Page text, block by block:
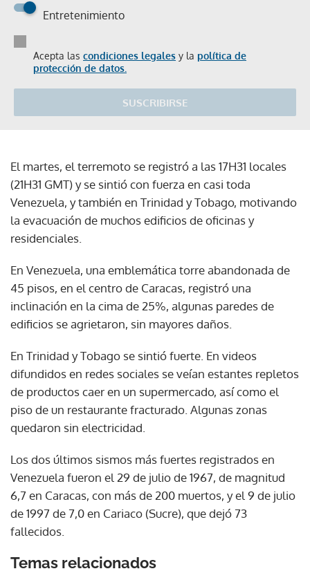
Entretenimiento
Acepta las condiciones legales y la política de
protección de datos.
SUSCRIBIRSE
El martes, el terremoto se registró a las 17H31 locales
(21H31 GMT) y se sintió con fuerza en casi toda
Venezuela, y también en Trinidad y Tobago, motivando
la evacuación de muchos edificios de oficinas y
residenciales.
En Venezuela, una emblemática torre abandonada de
45 pisos, en el centro de Caracas, registró una
inclinación en la cima de 25%, algunas paredes de
edificios se agrietaron, sin mayores daños.
En Trinidad y Tobago se sintió fuerte. En videos
difundidos en redes sociales se veían estantes repletos
de productos caer en un supermercado, así como el
piso de un restaurante fracturado. Algunas zonas
quedaron sin electricidad.
Los dos últimos sismos más fuertes registrados en
Venezuela fueron el 29 de julio de 1967, de magnitud
6,7 en Caracas, con más de 200 muertos, y el 9 de julio
de 1997 de 7,0 en Cariaco (Sucre), que dejó 73
fallecidos.
Temas relacionados